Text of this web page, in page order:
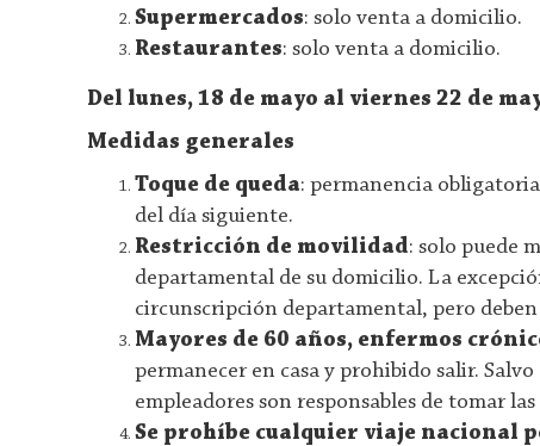
Supermercados: solo venta a domicilio.
Restaurantes: solo venta a domicilio.
Del lunes, 18 de mayo al viernes 22 de
Medidas generales
Toque de queda: permanencia obligatoria
del día siguiente.
Restricción de movilidad: solo puede
departamental de su domicilio. La
circunscripción departamental, pero
Mayores de 60 años, enfermos
permanecer en casa y prohibido salir.
empleadores son responsables de tomar
Se prohíbe cualquier viaje nacional